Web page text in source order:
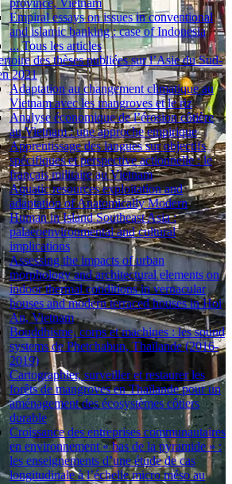
province, Vietnam
Empiral essays on issues in conventional
and islamic banking : case of Indonesia
... Tous les articles
des thèses publiées sur l’Asie du Sud-
2021
Adaptation au changement climatique au
Vietnam avec les mangroves et le riz
Analyse économique de l’érosion côtière
au Vietnam : une approche empirique
Apprentissage des langues sur objectifs
spécifiques et perspective actionnelle : le
français militaire au Vietnam
Aquatic resources exploitation and
adaptation of Anatomically Modern
Human in Island Southeast Asia :
palaeoenvironmental and cultural
implications
Assessing the impacts of urban
morphology and architectural elements on
indoor thermal conditions in vernacular
houses and modern terraced houses in Hoi
An, Vietnam
Bouddhisme, corps et machines : les sound
systems de Phetchabun, Thaïlande (2016-
2019)
Cartographier, surveiller et restaurer les
forêts de mangroves en Thaïlande pour un
aménagement des écosystèmes côtiers
durable
Croissance des entreprises communautaires
en environnement « bas de la pyramide » :
les enseignements d’une étude de cas
longitudinale à l’échelle micro méso au